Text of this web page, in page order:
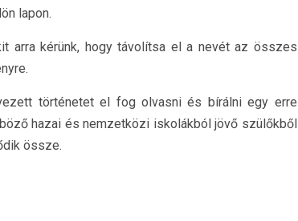
lapon.
arra kérünk, hogy távolítsa el a nevét az összes
történetet el fog olvasni és bírálni egy erre
hazai és nemzetközi iskolákból jövő szülőkből
össze.